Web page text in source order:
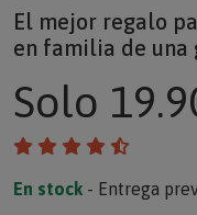
El mejor regalo
en familia de una
Solo
En stock - Entrega